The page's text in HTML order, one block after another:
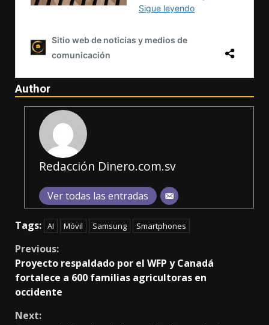
Author
Redacción Dinero.com.sv
Ver todas las entradas
Tags: AI Móvil Samsung Smartphones
Continue
Reading
Previous:
Proyecto respaldado por el WFP y Canadá
fortalece a 600 familias agricultoras en
occidente
Next: